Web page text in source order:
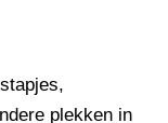
plekken in